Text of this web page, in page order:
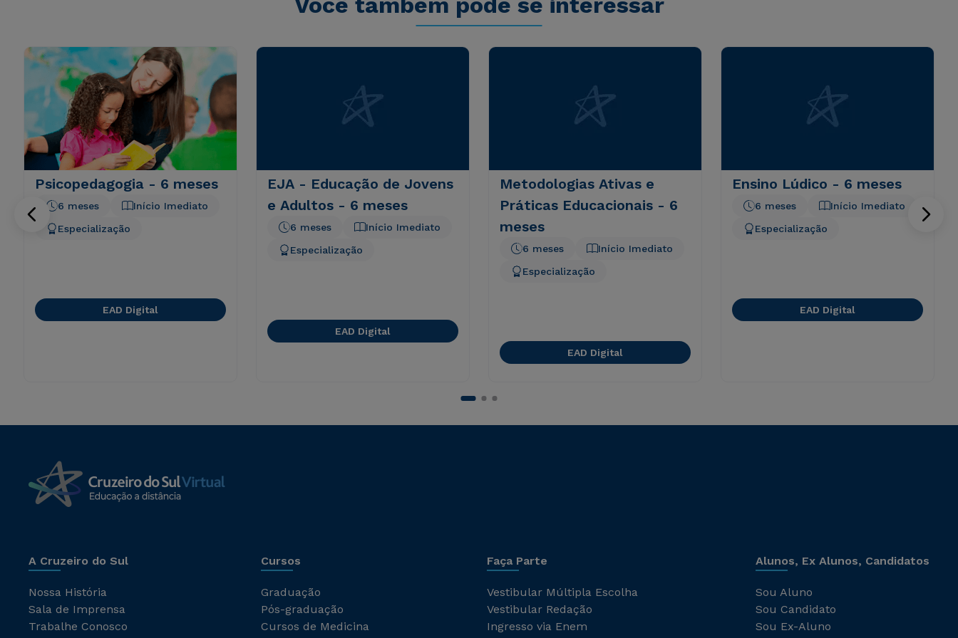
Psicopedagogia - 6 meses
Início Imediato
6 meses
Especialização
EAD Digital
EJA - Educação de Jovens
e Adultos - 6 meses
Início Imediato
6 meses
Especialização
EAD Digital
Metodologias Ativas e
Práticas Educacionais - 6
meses
Início Imediato
6 meses
Especialização
EAD Digital
Ensino Lúdico - 6 meses
Início Imediato
6 meses
Especialização
EAD Digital
A Cruzeiro do Sul
Nossa História
Sala de Imprensa
Trabalhe Conosco
Cursos
Graduação
Pós-graduação
Cursos de Medicina
Faça Parte
Vestibular Múltipla Escolha
Vestibular Redação
Ingresso via Enem
Alunos, Ex Alunos, Candidatos
Sou Aluno
Sou Candidato
Sou Ex-Aluno